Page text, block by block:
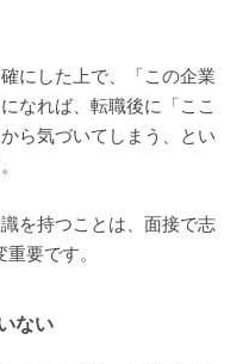
にした上で、「この企業
なれば、転職後に「ここ
ら気づいてしまう、とい
を持つことは、面接で志
要です。
ない